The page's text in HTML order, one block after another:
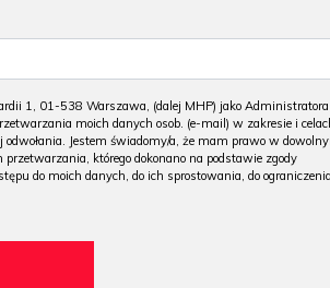
1, 01-538 Warszawa, (dalej MHP) jako Administratora
moich danych osob. (e-mail) w zakresie i
Jestem świadomy/a, że mam prawo w
przetwarzania, którego dokonano na podstawie zgody
do moich danych, do ich sprostowania, do ograniczenia